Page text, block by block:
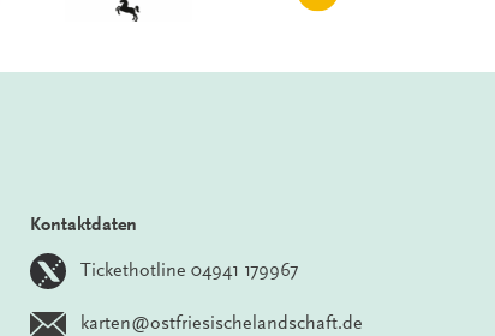
Kontaktdaten
Tickethotline 04941 179967
karten@ostfriesischelandschaft.de